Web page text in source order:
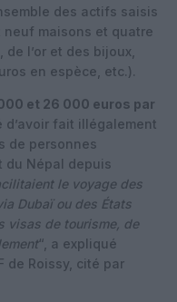
des actifs saisis
neuf maisons et quatre
l’or et des bijoux,
en espèce, etc.).
et 26 000 euros par
d’avoir fait illégalement
de personnes
du Népal depuis
le voyage des
Dubaï ou des États
visas de tourisme, de
“, a expliqué
de Roissy, cité par